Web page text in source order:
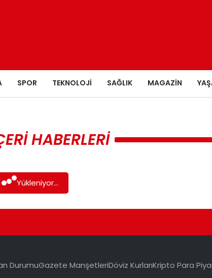
SPOR TEKNOLOJI SAĞLIK MAGAZIN
HABERLERI
Yükleniyor...
DurumuGazete ManşetleriDöviz KurlarıKripto Para